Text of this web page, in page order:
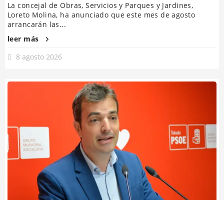
La concejal de Obras, Servicios y Parques y Jardines,
Loreto Molina, ha anunciado que este mes de agosto
arrancarán las...
leer más
8 agosto 2026